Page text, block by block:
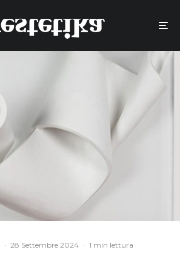
· 28 Settembre 2024 · 1 min lettura